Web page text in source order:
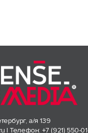
а/я 139
| Телефон: +7 (921) 550-